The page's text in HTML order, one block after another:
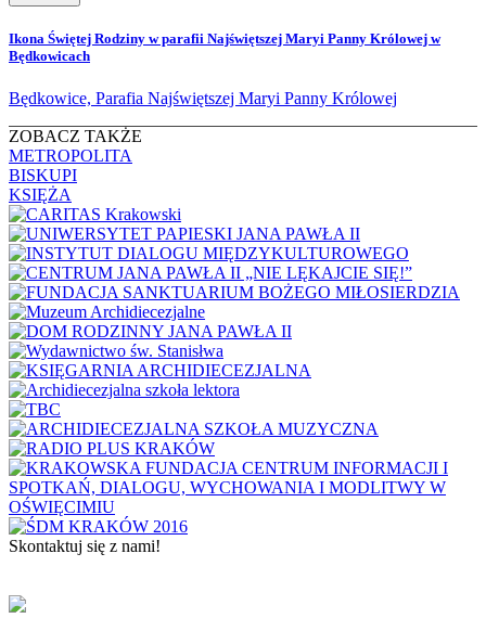
Ikona Świętej Rodziny w parafii Najświętszej Maryi Panny Królowej w
Będkowicach
Będkowice, Parafia Najświętszej Maryi Panny Królowej
ZOBACZ TAKŻE
METROPOLITA
BISKUPI
KSIĘŻA
Skontaktuj się z nami!